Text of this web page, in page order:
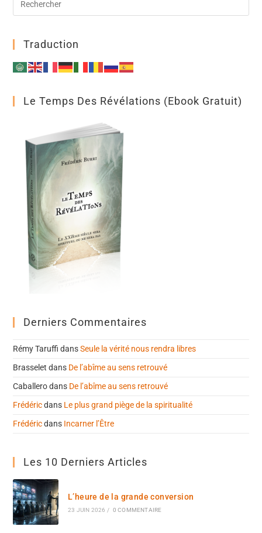
v
Traduction
Le Temps Des Révélations (ebook Gratuit)
Derniers Commentaires
Rémy Taruffi dansSeule la vérité nous rendra libres
Brasselet dans De l’abîme au sens retrouvé
Caballerodans De l’abîme au sens retrouvé
Frédéricdans Le plus grand piège de la spiritualité
Frédéricdans Incarner l’Être
Les 10 Derniers Articles
L’heure de la grande conversion
23 JUIN 2026 / 0 COMMENTAIRE